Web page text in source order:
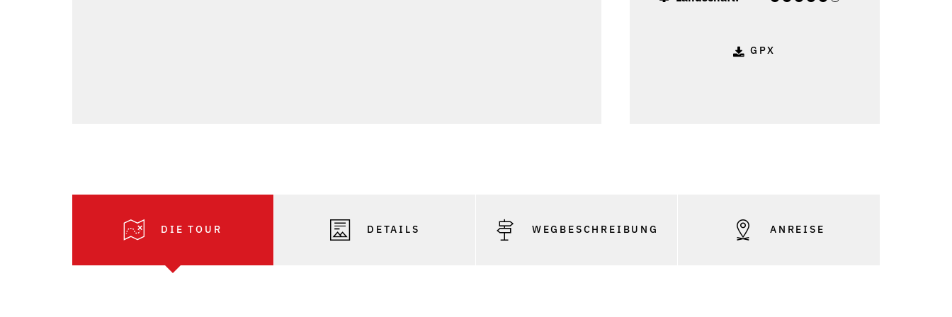
GPX
DIE TOUR DETAILS WEGBESCHREIBUNG ANREISE